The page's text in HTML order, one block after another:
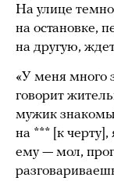
На улице
на остановке,
на другую,
«У меня много
говорит
мужик
на *** [к черту],
ему — мол,